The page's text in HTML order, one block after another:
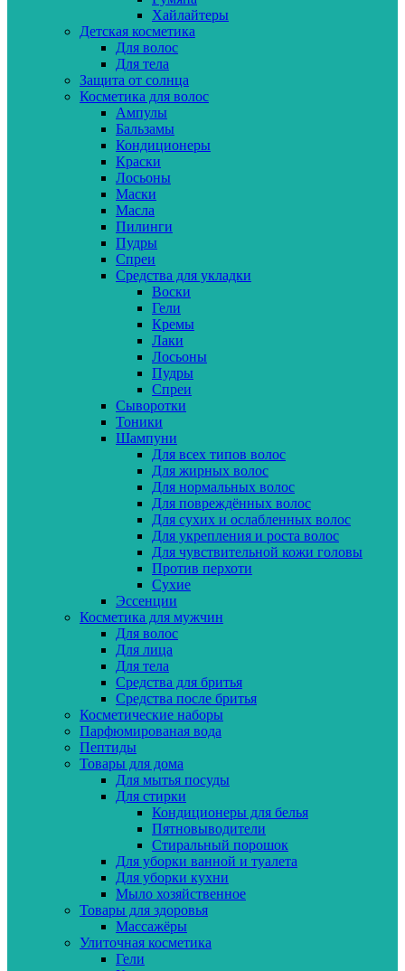
Хайлайтеры
Детская косметика
Для волос
Для тела
Защита от солнца
Косметика для волос
Ампулы
Бальзамы
Кондиционеры
Краски
Лосьоны
Маски
Масла
Пилинги
Пудры
Спреи
Средства для укладки
Воски
Гели
Кремы
Лаки
Лосьоны
Пудры
Спреи
Сыворотки
Тоники
Шампуни
Для всех типов волос
Для жирных волос
Для нормальных волос
Для повреждённых волос
Для сухих и ослабленных волос
Для укрепления и роста волос
Для чувствительной кожи головы
Против перхоти
Сухие
Эссенции
Косметика для мужчин
Для волос
Для лица
Для тела
Средства для бритья
Средства после бритья
Косметические наборы
Парфюмированая вода
Пептиды
Товары для дома
Для мытья посуды
Для стирки
Кондиционеры для белья
Пятновыводители
Стиральный порошок
Для уборки ванной и туалета
Для уборки кухни
Мыло хозяйственное
Товары для здоровья
Массажёры
Улиточная косметика
Гели